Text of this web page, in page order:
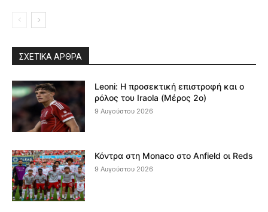
ΣΧΕΤΙΚΆ ΆΡΘΡΑ
Leoni: Η προσεκτική επιστροφή και ο
ρόλος του Iraola (Μέρος 2ο)
9 Αυγούστου 2026
Κόντρα στη Monaco στο Anfield οι Reds
9 Αυγούστου 2026